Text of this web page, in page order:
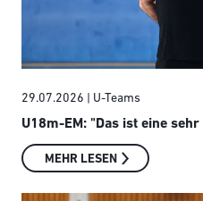
29.07.2026 | U-Teams
U18m-EM: "Das ist eine
MEHR LESEN